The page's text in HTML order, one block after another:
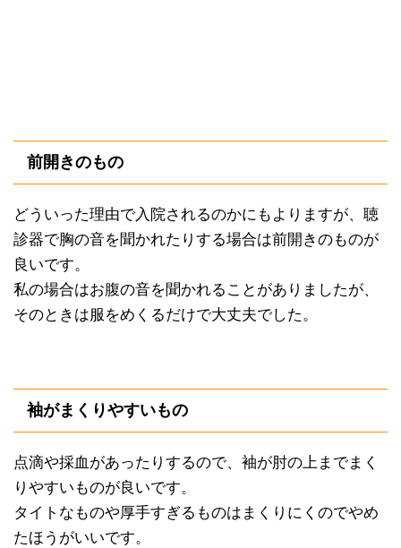
前開きのもの
どういった理由で入院されるのかにもよりますが、聴
診器で胸の音を聞かれたりする場合は前開きのものが
良いです。
私の場合はお腹の音を聞かれることがありましたが、
そのときは服をめくるだけで大丈夫でした。
袖がまくりやすいもの
点滴や採血があったりするので、袖が肘の上までまく
りやすいものが良いです。
タイトなものや厚手すぎるものはまくりにくのでやめ
たほうがいいです。